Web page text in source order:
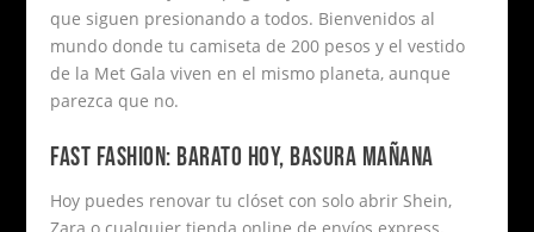
que siguen presionando a todos. Bienvenidos al
mundo donde tu camiseta de 200 pesos y el vestido
de la Met Gala viven en el mismo planeta, aunque
parezca que no.
FAST FASHION: BARATO HOY, BASURA MAÑANA
Hoy puedes renovar tu clóset con solo abrir Shein,
Zara o cualquier tienda online de envíos express.